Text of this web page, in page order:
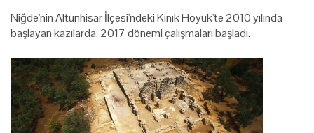
Niğde'nin Altunhisar İlçesi'ndeki Kınık Höyük'te 2010 yılında
başlayan kazılarda, 2017 dönemi çalışmaları başladı.